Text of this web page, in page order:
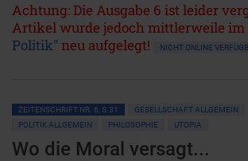
Achtung: Die Ausgabe 6 ist leider
Artikel wurde jedoch mittlerweile im
Politik" neu aufgelegt! NICHT ONLINE
ZEITENSCHRIFT NR. 6, S.31 GESELLSCHAFT ALLGEMEIN
POLITIK ALLGEMEIN
PHILOSOPHIE UTOPIA
Wo die Moral versagt...